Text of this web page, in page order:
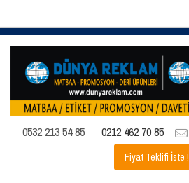
0532 213 54 85 0212 462 70 85
Fiyat Teklifi İste !